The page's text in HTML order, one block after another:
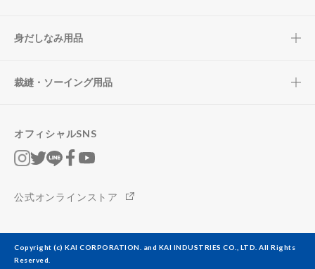
身だしなみ用品
裁縫・ソーイング用品
オフィシャルSNS
公式オンラインストア
Copyright (c) KAI CORPORATION. and KAI INDUSTRIES CO., LTD. All Rights
Reserved.